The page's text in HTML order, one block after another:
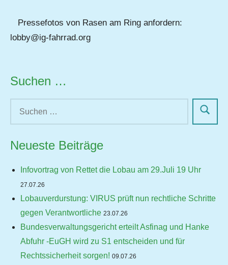
Pressefotos von Rasen am Ring anfordern:
lobby@ig-fahrrad.org
Suchen …
Neueste Beiträge
Infovortrag von Rettet die Lobau am 29.Juli 19 Uhr
27.07.26
Lobauverdurstung: VIRUS prüft nun rechtliche Schritte
gegen Verantwortliche 23.07.26
Bundesverwaltungsgericht erteilt Asfinag und Hanke
Abfuhr -EuGH wird zu S1 entscheiden und für
Rechtssicherheit sorgen! 09.07.26